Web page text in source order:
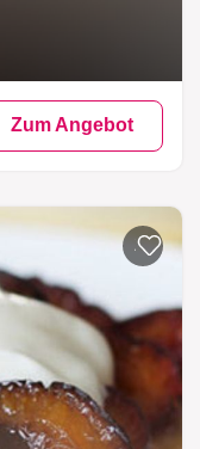
Zum Angebot
Zur